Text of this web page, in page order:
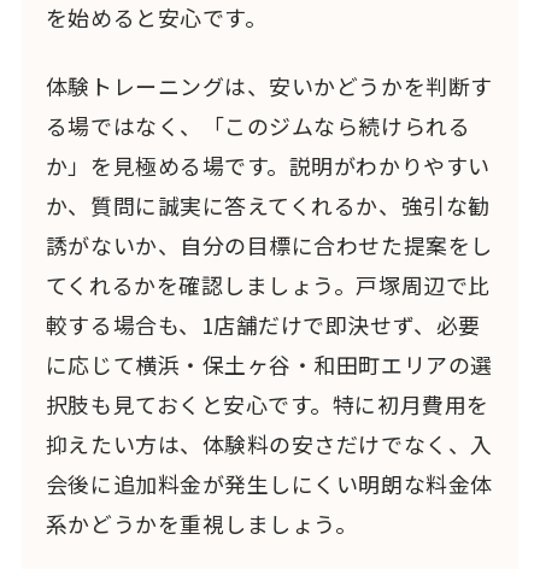
を始めると安心です。
体験トレーニングは、安いかどうかを判断す
る場ではなく、「このジムなら続けられる
か」を見極める場です。説明がわかりやすい
か、質問に誠実に答えてくれるか、強引な勧
誘がないか、自分の目標に合わせた提案をし
てくれるかを確認しましょう。戸塚周辺で比
較する場合も、1店舗だけで即決せず、必要
に応じて横浜・保土ヶ谷・和田町エリアの選
択肢も見ておくと安心です。特に初月費用を
抑えたい方は、体験料の安さだけでなく、入
会後に追加料金が発生しにくい明朗な料金体
系かどうかを重視しましょう。